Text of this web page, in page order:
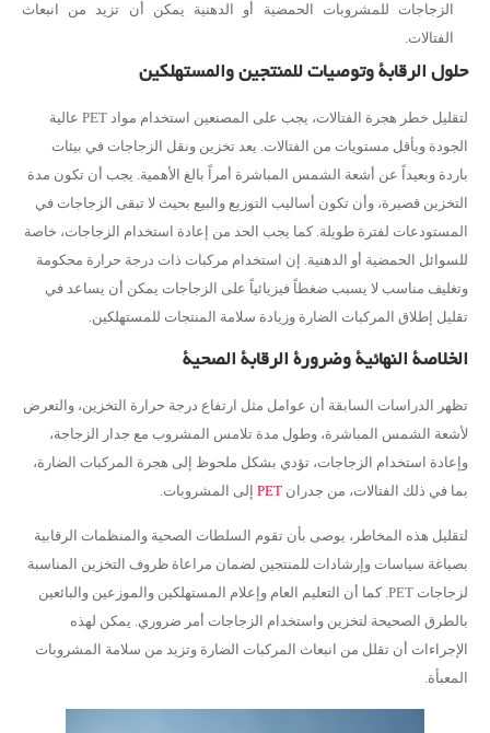
الزجاجات للمشروبات الحمضية أو الدهنية يمكن أن تزيد من انبعاث
الفتالات.
حلول الرقابة وتوصيات للمنتجين والمستهلكين
لتقليل خطر هجرة الفتالات، يجب على المصنعين استخدام مواد PET عالية
الجودة وبأقل مستويات من الفتالات. يعد تخزين ونقل الزجاجات في بيئات
باردة وبعيداً عن أشعة الشمس المباشرة أمراً بالغ الأهمية. يجب أن تكون مدة
التخزين قصيرة، وأن تكون أساليب التوزيع والبيع بحيث لا تبقى الزجاجات في
المستودعات لفترة طويلة. كما يجب الحد من إعادة استخدام الزجاجات، خاصة
للسوائل الحمضية أو الدهنية. إن استخدام مركبات ذات درجة حرارة محكومة
وتغليف مناسب لا يسبب ضغطاً فيزيائياً على الزجاجات يمكن أن يساعد في
تقليل إطلاق المركبات الضارة وزيادة سلامة المنتجات للمستهلكين.
الخلاصة النهائية وضرورة الرقابة الصحية
تظهر الدراسات السابقة أن عوامل مثل ارتفاع درجة حرارة التخزين، والتعرض
لأشعة الشمس المباشرة، وطول مدة تلامس المشروب مع جدار الزجاجة،
وإعادة استخدام الزجاجات، تؤدي بشكل ملحوظ إلى هجرة المركبات الضارة،
بما في ذلك الفتالات، من جدران PET إلى المشروبات.
لتقليل هذه المخاطر، يوصى بأن تقوم السلطات الصحية والمنظمات الرقابية
بصياغة سياسات وإرشادات للمنتجين لضمان مراعاة ظروف التخزين المناسبة
لزجاجات PET. كما أن التعليم العام وإعلام المستهلكين والموزعين والبائعين
بالطرق الصحيحة لتخزين واستخدام الزجاجات أمر ضروري. يمكن لهذه
الإجراءات أن تقلل من انبعاث المركبات الضارة وتزيد من سلامة المشروبات
المعبأة.